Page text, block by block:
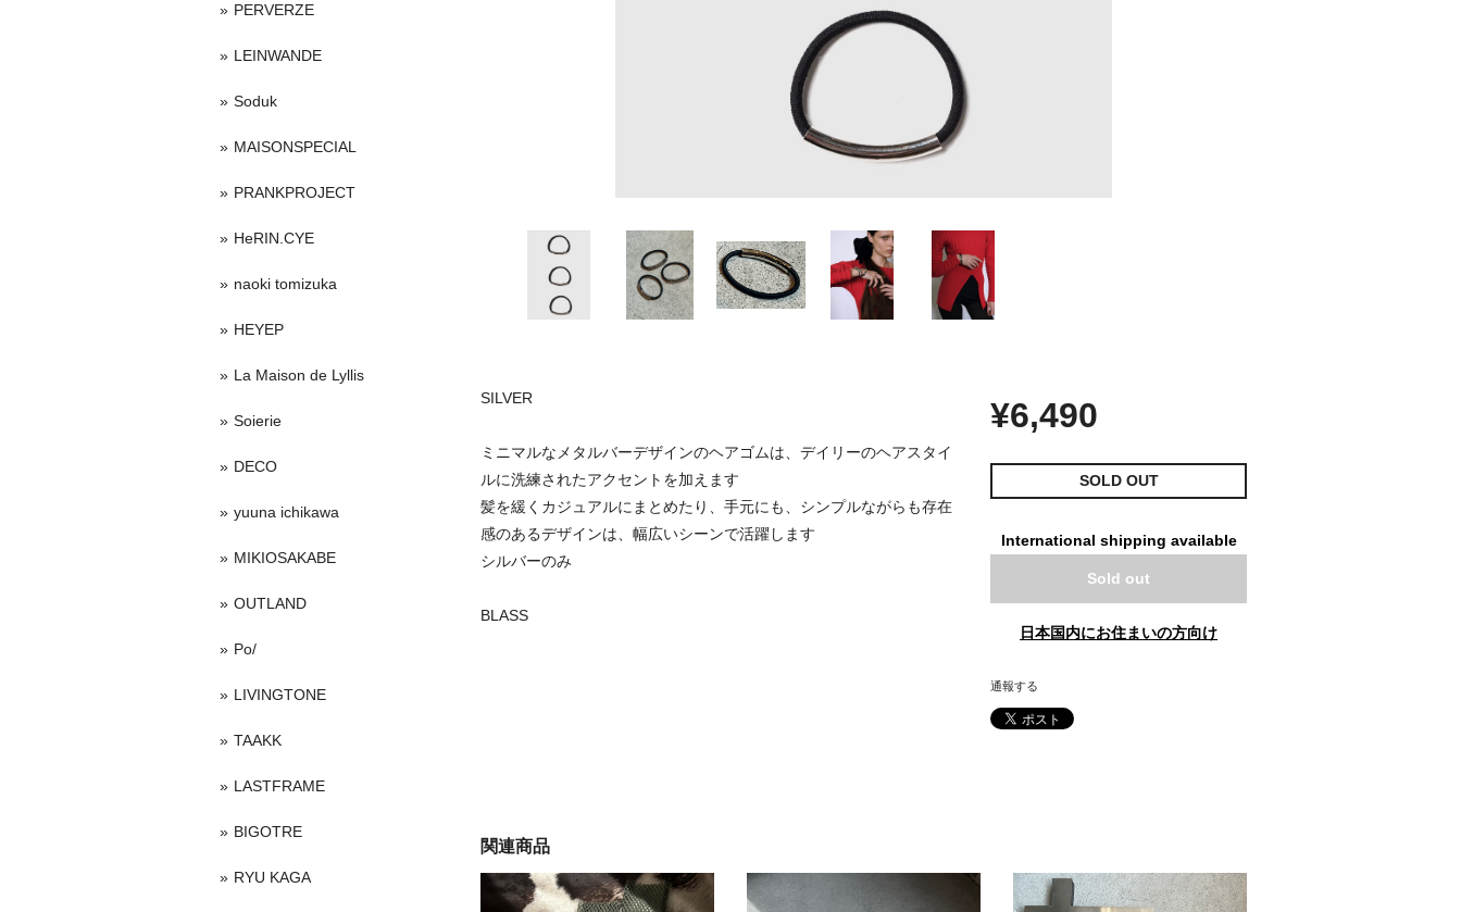
SILVER
ミニマルなメタルバーデザインのヘアゴムは、デイリーのヘアスタイ
ルに洗練されたアクセントを加えます
髪を緩くカジュアルにまとめたり、手元にも、シンプルながらも存在
感のあるデザインは、幅広いシーンで活躍します
シルバーのみ
BLASS
¥6,490
SOLD OUT
International shipping available
Sold out
日本国内にお住まいの方向け
通報する
関連商品
PERVERZE
LEINWANDE
Soduk
MAISONSPECIAL
PRANKPROJECT
HeRIN.CYE
naoki tomizuka
HEYEP
La Maison de Lyllis
Soierie
DECO
yuuna ichikawa
MIKIOSAKABE
OUTLAND
Po/
LIVINGTONE
TAAKK
LASTFRAME
BIGOTRE
RYU KAGA